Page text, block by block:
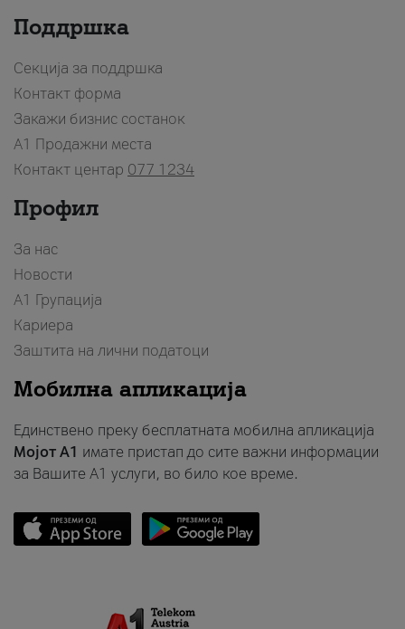
Поддршка
Секција за поддршка
Контакт форма
Закажи бизнис состанок
A1 Продажни места
Контакт центар 077 1234
Профил
За нас
Новости
А1 Групација
Кариера
Заштита на лични податоци
Мобилна апликација
Единствено преку бесплатната мобилна апликација
Мојот A1 имате пристап до сите важни информации
за Вашите A1 услуги, во било кое време.